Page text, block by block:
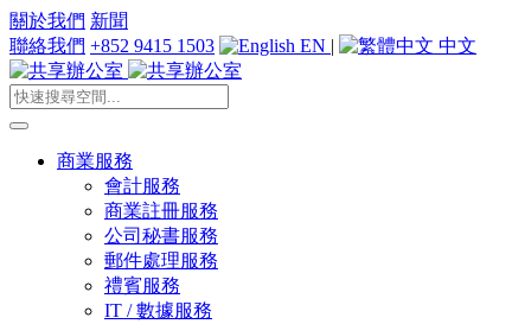
關於我們 新聞
聯絡我們 +852 9415 1503 EN | 中文
商業服務
會計服務
商業註冊服務
公司秘書服務
郵件處理服務
禮賓服務
IT / 數據服務